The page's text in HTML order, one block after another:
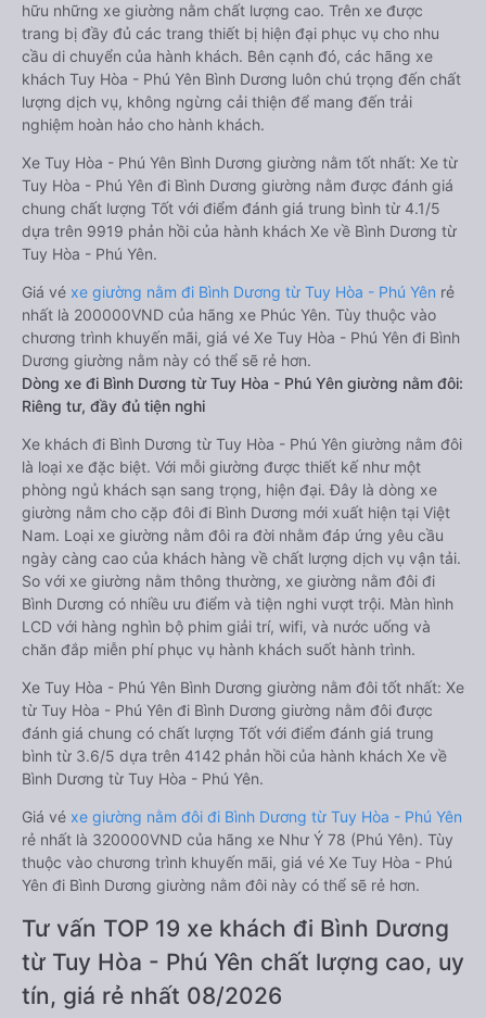
hữu những xe giường nằm chất lượng cao. Trên xe được
trang bị đầy đủ các trang thiết bị hiện đại phục vụ cho nhu
cầu di chuyển của hành khách. Bên cạnh đó, các hãng xe
khách Tuy Hòa - Phú Yên Bình Dương luôn chú trọng đến chất
lượng dịch vụ, không ngừng cải thiện để mang đến trải
nghiệm hoàn hảo cho hành khách.
Xe Tuy Hòa - Phú Yên Bình Dương giường nằm tốt nhất: Xe từ
Tuy Hòa - Phú Yên đi Bình Dương giường nằm được đánh giá
chung chất lượng Tốt với điểm đánh giá trung bình từ 4.1/5
dựa trên 9919 phản hồi của hành khách Xe về Bình Dương từ
Tuy Hòa - Phú Yên.
Giá vé xe giường nằm đi Bình Dương từ Tuy Hòa - Phú Yên rẻ
nhất là 200000VND của hãng xe Phúc Yên. Tùy thuộc vào
chương trình khuyến mãi, giá vé Xe Tuy Hòa - Phú Yên đi Bình
Dương giường nằm này có thể sẽ rẻ hơn.
Dòng xe đi Bình Dương từ Tuy Hòa - Phú Yên giường nằm đôi:
Riêng tư, đầy đủ tiện nghi
Xe khách đi Bình Dương từ Tuy Hòa - Phú Yên giường nằm đôi
là loại xe đặc biệt. Với mỗi giường được thiết kế như một
phòng ngủ khách sạn sang trọng, hiện đại. Đây là dòng xe
giường nằm cho cặp đôi đi Bình Dương mới xuất hiện tại Việt
Nam. Loại xe giường nằm đôi ra đời nhằm đáp ứng yêu cầu
ngày càng cao của khách hàng về chất lượng dịch vụ vận tải.
So với xe giường nằm thông thường, xe giường nằm đôi đi
Bình Dương có nhiều ưu điểm và tiện nghi vượt trội. Màn hình
LCD với hàng nghìn bộ phim giải trí, wifi, và nước uống và
chăn đắp miễn phí phục vụ hành khách suốt hành trình.
Xe Tuy Hòa - Phú Yên Bình Dương giường nằm đôi tốt nhất: Xe
từ Tuy Hòa - Phú Yên đi Bình Dương giường nằm đôi được
đánh giá chung có chất lượng Tốt với điểm đánh giá trung
bình từ 3.6/5 dựa trên 4142 phản hồi của hành khách Xe về
Bình Dương từ Tuy Hòa - Phú Yên.
Giá vé xe giường nằm đôi đi Bình Dương từ Tuy Hòa - Phú Yên
rẻ nhất là 320000VND của hãng xe Như Ý 78 (Phú Yên). Tùy
thuộc vào chương trình khuyến mãi, giá vé Xe Tuy Hòa - Phú
Yên đi Bình Dương giường nằm đôi này có thể sẽ rẻ hơn.
Tư vấn TOP 19 xe khách đi Bình Dương
từ Tuy Hòa - Phú Yên chất lượng cao, uy
tín, giá rẻ nhất 08/2026